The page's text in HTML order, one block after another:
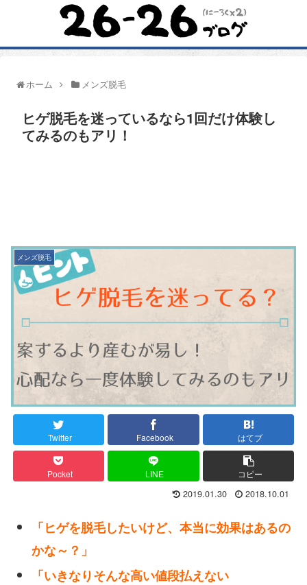
ホーム メンズ脱毛
ヒゲ脱毛を迷っているなら1回だけ体験し
てみるのもアリ！
メンズ脱毛
Twitter Facebook はてブ
Pocket LINE コピー
2019.01.30 2018.10.01
「ヒゲを脱毛したいけど、本当に効果はあるの
かな～？」
「いきなりそんな高い値段払えない